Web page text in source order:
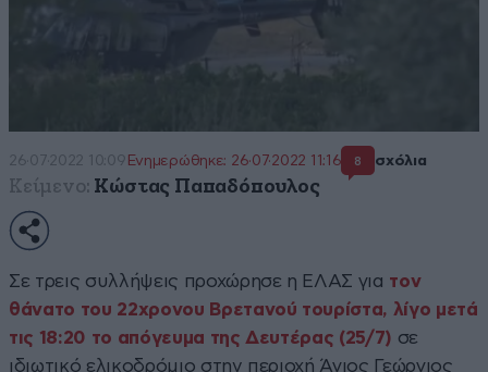
26·07·2022 10:09 Ενημερώθηκε: 26·07·2022 11:16 8 σχόλια
Κείμενο: Κώστας Παπαδόπουλος
Σε τρεις συλλήψεις προχώρησε η ΕΛΑΣ για τον
θάνατο του 22χρονου Βρετανού τουρίστα, λίγο μετά
τις 18:20 το απόγευμα της Δευτέρας (25/7) σε
ιδιωτικό ελικοδρόμιο στην περιοχή Άγιος Γεώργιος